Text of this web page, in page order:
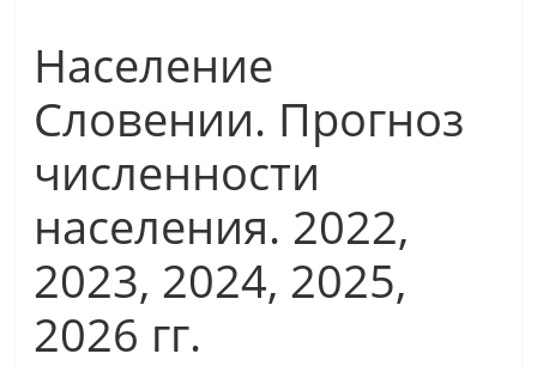
Население
Словении. Прогноз
численности
населения. 2022,
2023, 2024, 2025,
2026 гг.